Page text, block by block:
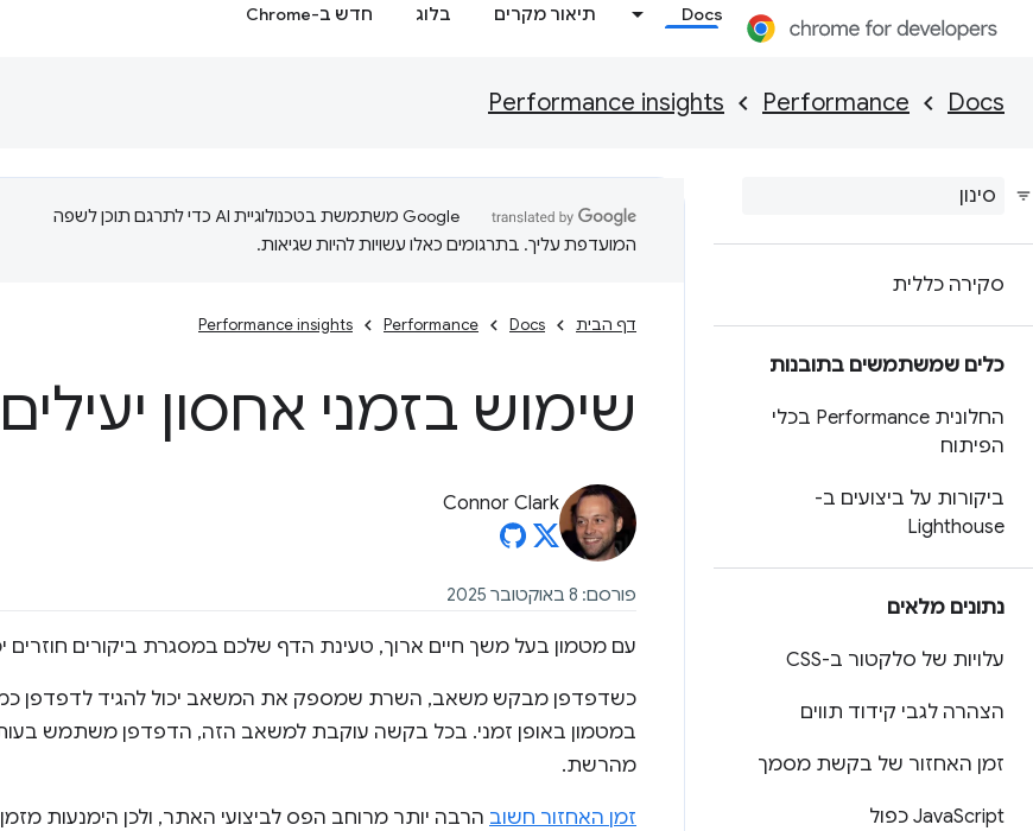
Docs תיאור מקרים בלוג חדש ב-Chrome
Docs
Performance
Performance insights
סקירה כללית
כלים שמשתמשים בתובנות
החלונית Performance בכלי
הפיתוח
ביקורות על ביצועים ב-
Lighthouse
נתונים מלאים
עלויות של סלקטור ב-CSS
הצהרה לגבי קידוד תווים
זמן האחזור של בקשת מסמך
‫JavaScript כפול
‫Google משתמשת בטכנולוגיית AI כדי לתרגם תוכן לשפה
המועדפת עליך. בתרגומים כאלו עשויות להיות שגיאות.
דף הבית Docs
Performance
Performance insights
שימוש בזמני אחסון
Connor Clark
פורסם: 8 באוקטובר 2025
עם מטמון בעל משך חיים ארוך, טעינת הדף שלכם במסגרת ביקורים חוזרים
כשדפדפן מבקש משאב, השרת שמספק את המשאב יכול להגיד לדפדפן כמה
במטמון באופן זמני. בכל בקשה עוקבת למשאב הזה, הדפדפן משתמש
מהרשת.
זמן האחזור חשוב הרבה יותר מרוחב הפס לביצועי האתר, ולכן הימנעות